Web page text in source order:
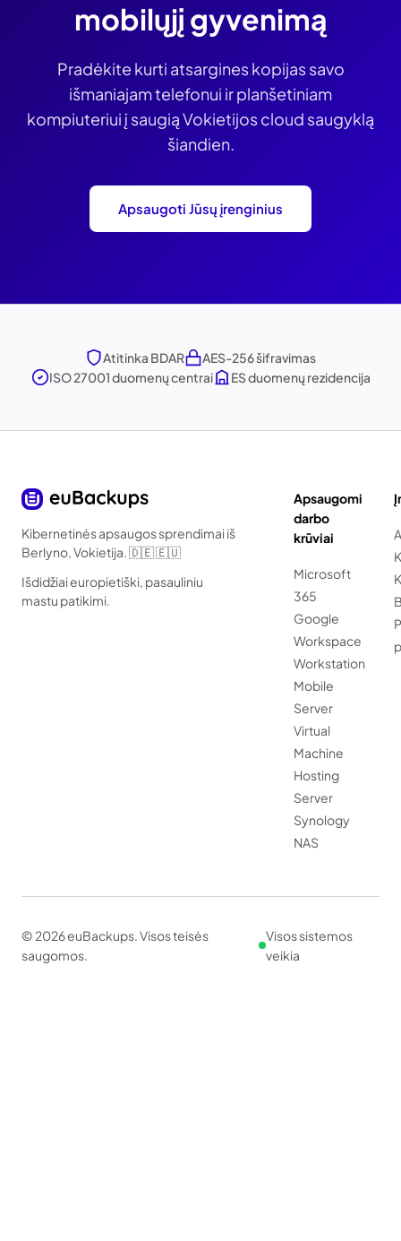
mobilųjį gyvenimą
Pradėkite kurti atsargines kopijas savo
išmaniajam telefonui ir planšetiniam
kompiuteriui į saugią Vokietijos cloud saugyklą
šiandien.
Apsaugoti Jūsų įrenginius
Atitinka BDAR
AES-256 šifravimas
ISO 27001 duomenų centrai
ES duomenų rezidencija
Kibernetinės apsaugos sprendimai iš
Berlyno, Vokietija. 🇩🇪 🇪🇺
Išdidžiai europietiški, pasauliniu
mastu patikimi.
Apsaugomi
darbo
krūviai
Microsoft
365
Google
Workspace
Workstation
Mobile
Server
Virtual
Machine
Hosting
Server
Synology
NAS
© 2026 euBackups. Visos teisės
saugomos.
Visos sistemos
veikia